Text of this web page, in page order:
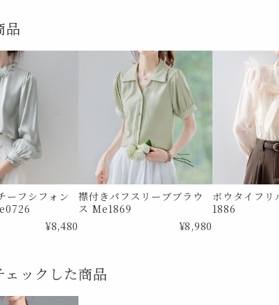
品
ーフシフォン
¥8,480
襟付きパフスリーブブラウ
ス Me1869
¥8,980
ボウタイフリ
1886
ェックした商品